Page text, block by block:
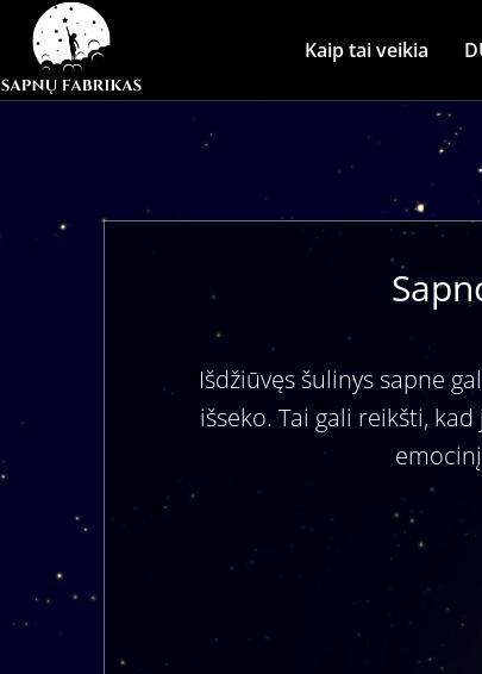
Kaip tai veikia
Išdžiūvęs šulinys sapne
išseko. Tai gali reikšti,